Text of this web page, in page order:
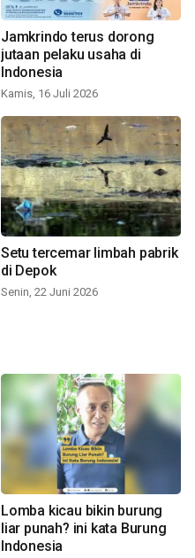
Jamkrindo terus dorong
jutaan pelaku usaha di
Indonesia
Kamis, 16 Juli 2026
Setu tercemar limbah pabrik
di Depok
Senin, 22 Juni 2026
Lomba kicau bikin burung
liar punah? ini kata Burung
Indonesia